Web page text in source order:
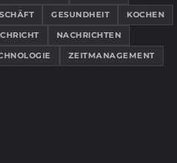
GESUNDHEIT
KOCHEN
NACHRICHTEN
ZEITMANAGEMENT